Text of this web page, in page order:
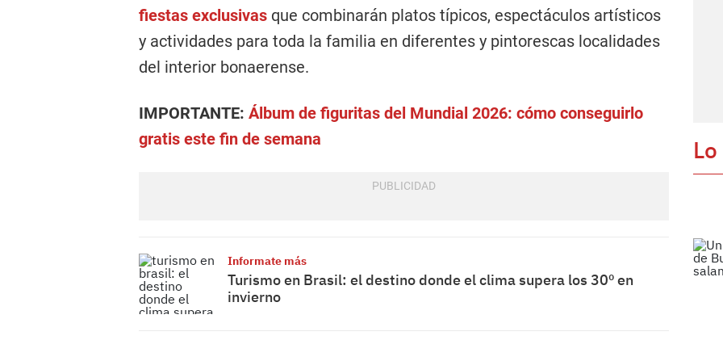
fiestas exclusivas que combinarán platos típicos, espectáculos artísticos
y actividades para toda la familia en diferentes y pintorescas localidades
del interior bonaerense.
IMPORTANTE: Álbum de figuritas del Mundial 2026: cómo conseguirlo
gratis este fin de semana
Informate más
Turismo en Brasil: el destino donde el clima supera los 30º en
invierno